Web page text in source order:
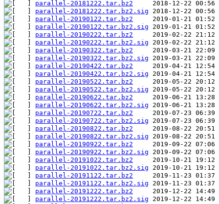
parallel-20181222.tar.bz2
parallel-20181222.tar.bz2.sig
parallel-20190122.tar.bz2
parallel-20190122.tar.bz2.sig
parallel-20190222.tar.bz2
parallel-20190222.tar.bz2.sig
parallel-20190322.tar.bz2
parallel-20190322.tar.bz2.sig
parallel-20190422.tar.bz2
parallel-20190422.tar.bz2.sig
parallel-20190522.tar.bz2
parallel-20190522.tar.bz2.sig
parallel-20190622.tar.bz2
parallel-20190622.tar.bz2.sig
parallel-20190722.tar.bz2
parallel-20190722.tar.bz2.sig
parallel-20190822.tar.bz2
parallel-20190822.tar.bz2.sig
parallel-20190922.tar.bz2
parallel-20190922.tar.bz2.sig
parallel-20191022.tar.bz2
parallel-20191022.tar.bz2.sig
parallel-20191122.tar.bz2
parallel-20191122.tar.bz2.sig
parallel-20191222.tar.bz2
parallel-20191222.tar.bz2.sig